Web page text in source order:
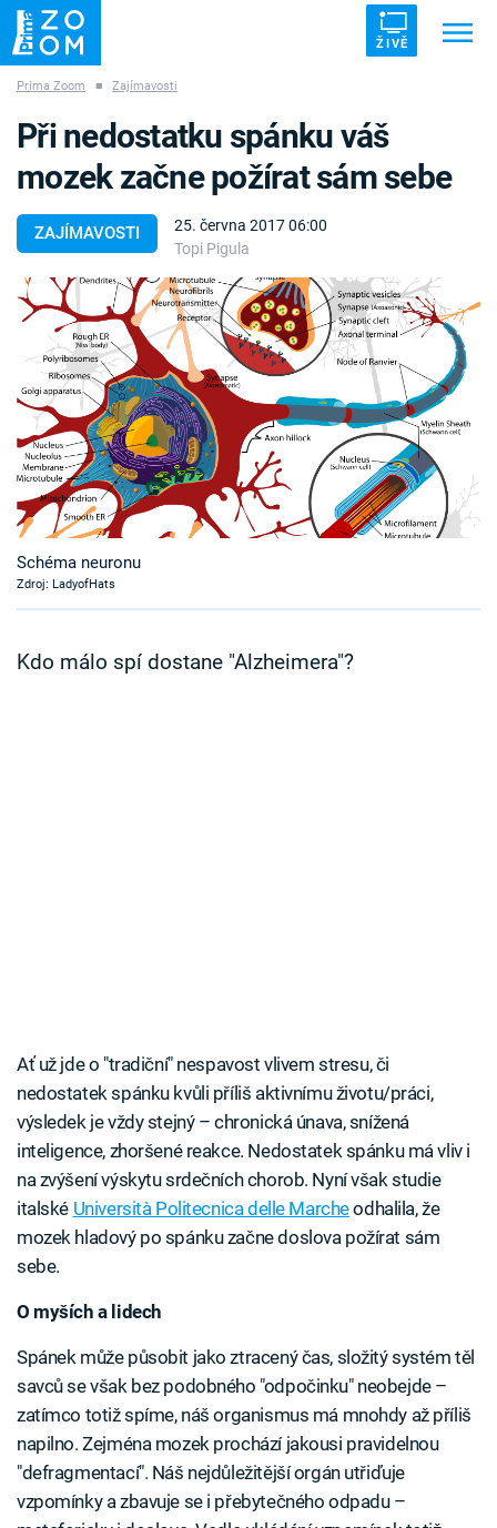
ŽIVĚ
ZÁHADY VETŘELCI DÁVNOVĚKU
Témata
Témata
Pořady
TV Program
Časopis
Sledujte prima+
Prima Zoom ■ Zajímavosti
ZAJÍMAVOSTI
25. června 2017 06:00
Topi Pigula
Při nedostatku spánku váš
mozek začne požírat sám sebe
Schéma neuronu
Zdroj: LadyofHats
Kdo málo spí dostane "Alzheimera"?
Ať už jde o "tradiční" nespavost vlivem stresu, či
nedostatek spánku kvůli příliš aktivnímu životu/práci,
výsledek je vždy stejný – chronická únava, snížená
inteligence, zhoršené reakce. Nedostatek spánku má vliv i
na zvýšení výskytu srdečních chorob. Nyní však studie
italské Università Politecnica delle Marcheodhalila, že
mozek hladový po spánku začne doslova požírat sám
sebe.
O myších a lidech
Spánek může působit jako ztracený čas, složitý systém těl
savců se však bez podobného "odpočinku" neobejde –
zatímco totiž spíme, náš organismus má mnohdy až příliš
napilno. Zejména mozek prochází jakousi pravidelnou
"defragmentací". Náš nejdůležitější orgán utřiďuje
vzpomínky a zbavuje se i přebytečného odpadu –